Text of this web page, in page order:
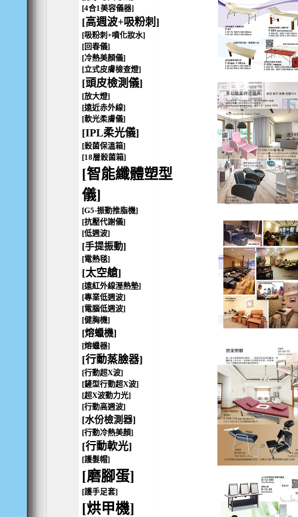
[4合1美容儀器]
[高週波+吸粉刺]
[吸粉刺+噴化妝水]
[回春儀]
[冷熱美顏儀]
[立式皮膚檢查燈]
[頭皮檢測儀]
[放大燈]
[遠近赤外線]
[軟光柔膚儀]
[IPL柔光儀]
[殺菌保溫箱]
[18層殺菌箱]
[智能纖體塑型
儀]
[G5-振動推脂機]
[抗壓代謝儀]
[低週波]
[手提振動]
[電熱毯]
[太空艙]
[遠紅外線溼熱墊]
[專業低週波]
[電腦低週波]
[健胸機]
[熔蠟機]
[熔蠟器]
[行動蒸臉器]
[行動超X波]
[鏟型行動超X波]
[超X波動力光]
[行動高週波]
[水份檢測器]
[行動冷熱美顏]
[行動軟光]
[護髮帽]
[磨腳蛋]
[護手足套]
[烘甲機]